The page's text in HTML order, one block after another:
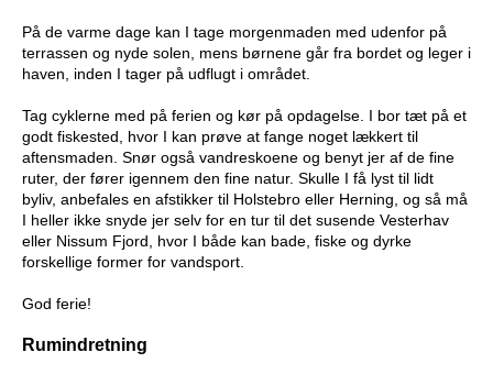
På de varme dage kan I tage morgenmaden med udenfor på
terrassen og nyde solen, mens børnene går fra bordet og leger i
haven, inden I tager på udflugt i området.
Tag cyklerne med på ferien og kør på opdagelse. I bor tæt på et
godt fiskested, hvor I kan prøve at fange noget lækkert til
aftensmaden. Snør også vandreskoene og benyt jer af de fine
ruter, der fører igennem den fine natur. Skulle I få lyst til lidt
byliv, anbefales en afstikker til Holstebro eller Herning, og så må
I heller ikke snyde jer selv for en tur til det susende Vesterhav
eller Nissum Fjord, hvor I både kan bade, fiske og dyrke
forskellige former for vandsport.
God ferie!
Rumindretning